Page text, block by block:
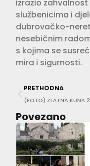
izrazio
službenicima i
dubrovačko-
nesebičnim
s kojima se
mira i sigurnosti.
PRETHODNA
Povezano